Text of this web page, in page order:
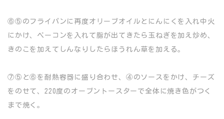
⑥⑤のフライパンに再度オリーブオイルとにんにくを入れ中火
にかけ、ベーコンを入れて脂が出てきたら玉ねぎを加え炒め、
きのこを加えてしんなりしたらほうれん草を加える。
⑦⑤と⑥を耐熱容器に盛り合わせ、④のソースをかけ、チーズ
をのせて、220度のオーブントースターで全体に焼き色がつく
まで焼く。